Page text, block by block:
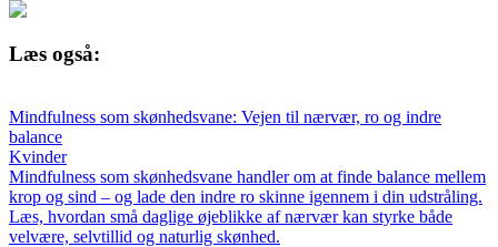
Læs også:
Mindfulness som skønhedsvane: Vejen til nærvær, ro og indre
balance
Kvinder
Mindfulness som skønhedsvane handler om at finde balance mellem
krop og sind – og lade den indre ro skinne igennem i din udstråling.
Læs, hvordan små daglige øjeblikke af nærvær kan styrke både
velvære, selvtillid og naturlig skønhed.